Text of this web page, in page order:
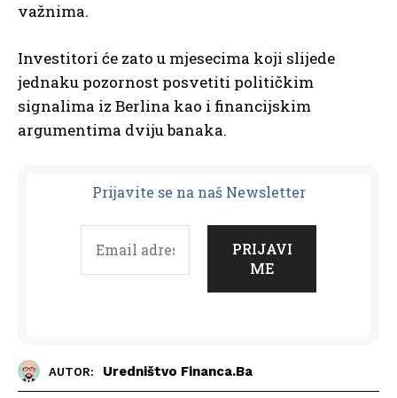
važnima.
Investitori će zato u mjesecima koji slijede
jednaku pozornost posvetiti političkim
signalima iz Berlina kao i financijskim
argumentima dviju banaka.
Prijavite se na naš Newsletter
AUTOR: Uredništvo Financa.ba